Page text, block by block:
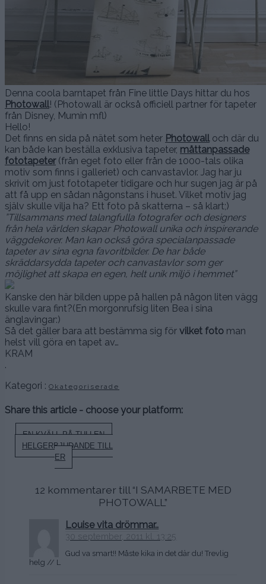
Denna coola barntapet från Fine little Days hittar du hos
Photowall! (Photowall är också officiell partner för tapeter
från Disney, Mumin mfl)
Hello!
Det finns en sida på nätet som heter Photowalloch där du
kan både kan beställa exklusiva tapeter, måttanpassade
fototapeter(från eget foto eller från de 1000-tals olika
motiv som finns i galleriet) och canvastavlor. Jag har ju
skrivit om just fototapeter tidigare och hur sugen jag är på
att få upp en sådan någonstans i huset. Vilket motiv jag
själv skulle vilja ha? Ett foto på skatterna – så klart;)
”Tillsammans med talangfulla fotografer och designers
från hela världen skapar Photowall unika och inspirerande
väggdekorer. Man kan också göra specialanpassade
tapeter av sina egna favoritbilder. De har både
skräddarsydda tapeter och canvastavlor som ger
möjlighet att skapa en egen, helt unik miljö i hemmet”
Kanske den här bilden uppe på hallen på någon liten vägg
skulle vara fint?(En morgonrufsig liten Bea i sina
änglavingar:)
Så det gäller bara att bestämma sig för vilket foto man
helst vill göra en tapet av…
KRAM
.
Kategori : Okategoriserade
Share this article - choose your platform:
Inläggsnavigering
EN KVÄLL PÅ TULLEN
HELGERBJUDANDE TILL
ER
12 kommentarer till “I SAMARBETE MED
PHOTOWALL ”
Louise vita drömmar..
30 september, 2011 kl. 13:25
Gud va smart!! Måste kika in det där du! Trevlig
helg // L